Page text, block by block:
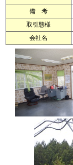
備 考
取引態様
会社名